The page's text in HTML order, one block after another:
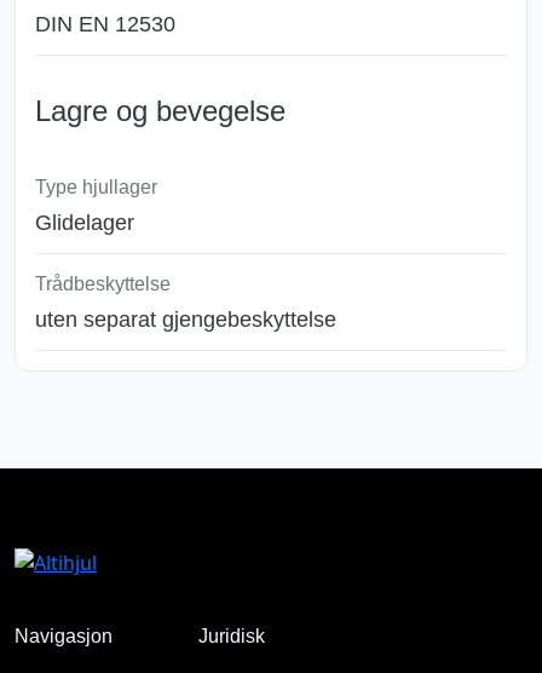
DIN EN 12530
Lagre og bevegelse
Type hjullager
Glidelager
Trådbeskyttelse
uten separat gjengebeskyttelse
Navigasjon Juridisk